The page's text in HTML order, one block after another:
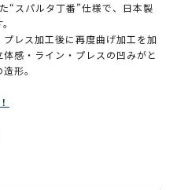
“スパルタ丁番”仕様で、日本製
レス加工後に再度曲げ加工を加
感・ライン・プレスの凹みがと
形。